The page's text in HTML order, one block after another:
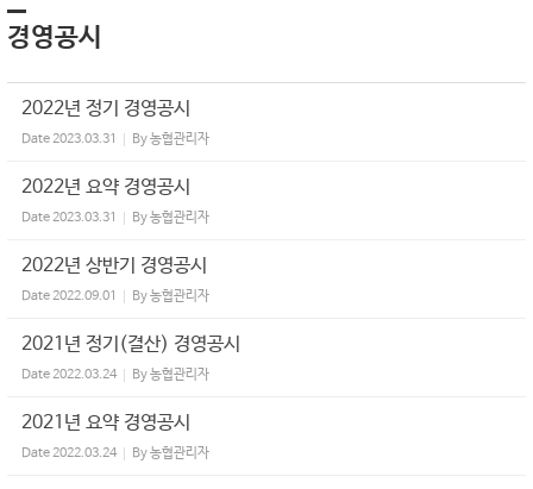
경영공시
2022년 정기 경영공시
Date2023.03.31 By농협관리자
2022년 요약 경영공시
Date2023.03.31 By농협관리자
2022년 상반기 경영공시
Date2022.09.01 By농협관리자
2021년 정기(결산) 경영공시
Date2022.03.24 By농협관리자
2021년 요약 경영공시
Date2022.03.24 By농협관리자